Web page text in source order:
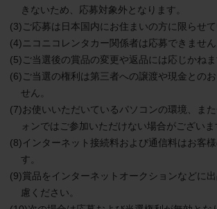
きないため、応募対象外となります。
(3)ご応募は日本国内にお住まいの方に限らせて
(4)ニコニコレンタカー関係者は応募できません
(5)ご当選後の賞品の変更や返品には応じかねま
(6)ご当選の権利は第三者への譲渡や現金との
せん。
(7)お使いいただいているパソコンの環境、ま
ォンではご参加いただけない場合がございま
(8)インターネット接続料および通信料はお客
す。
(9)賞品をインターネットオークションなどに
慮ください。